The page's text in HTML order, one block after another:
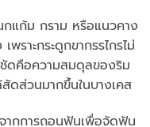
กแก้ม กราม หรือแนวคาง
ราะกระดูกขากรรไกรไม่
ดคือความสมดุลของริม
ดส่วนมากขึ้นในบางเคส
ากการถอนฟันเพื่อจัดฟัน